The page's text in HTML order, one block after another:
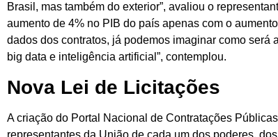
Brasil, mas também do exterior”, avaliou o
aumento de 4% no PIB do país apenas com o
dados dos contratos, já podemos imaginar como
big data e inteligência artificial”, contemplou.
Nova Lei de Licitações
A criação do Portal Nacional de Contratações
representantes da União de cada um dos poderes,